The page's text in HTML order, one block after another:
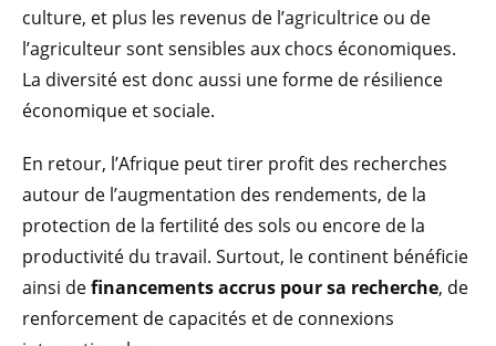
culture, et plus les revenus de l’agricultrice ou de
l’agriculteur sont sensibles aux chocs économiques.
La diversité est donc aussi une forme de résilience
économique et sociale.
En retour, l’Afrique peut tirer profit des recherches
autour de l’augmentation des rendements, de la
protection de la fertilité des sols ou encore de la
productivité du travail. Surtout, le continent bénéficie
ainsi definancements accrus pour sa recherche, de
renforcement de capacités et de connexions